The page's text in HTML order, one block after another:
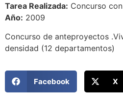
Tarea Realizada: Concurso
Año: 2009
Concurso de anteproyectos
densidad (12 departamentos)
Facebook X